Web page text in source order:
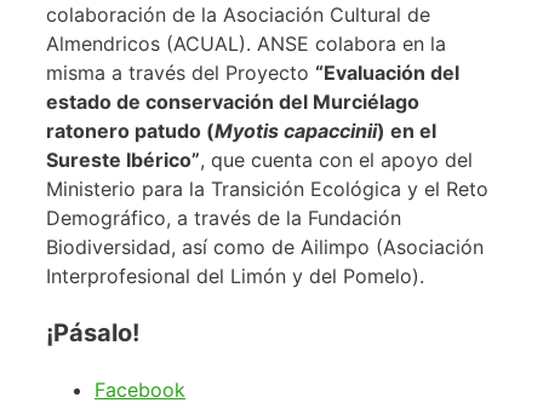
colaboración de la Asociación Cultural de
Almendricos (ACUAL). ANSE colabora en la
misma a través del Proyecto “Evaluación del
estado de conservación del Murciélago
ratonero patudo (Myotis capaccinii) en el
Sureste Ibérico”, que cuenta con el apoyo del
Ministerio para la Transición Ecológica y el Reto
Demográfico, a través de la Fundación
Biodiversidad, así como de Ailimpo (Asociación
Interprofesional del Limón y del Pomelo).
¡Pásalo!
Facebook